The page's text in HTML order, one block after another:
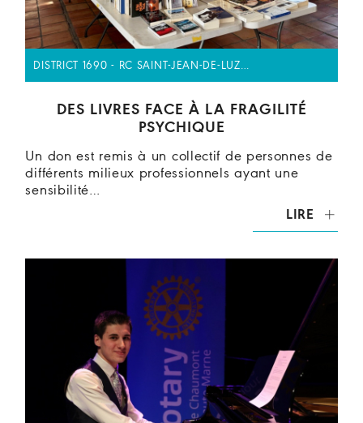
DISTRICT 1690 - RC SAINT-JEAN-DE-LUZ…
DES LIVRES FACE À LA FRAGILITÉ
PSYCHIQUE
Un don est remis à un collectif de personnes de
différents milieux professionnels ayant une
sensibilité…
LIRE